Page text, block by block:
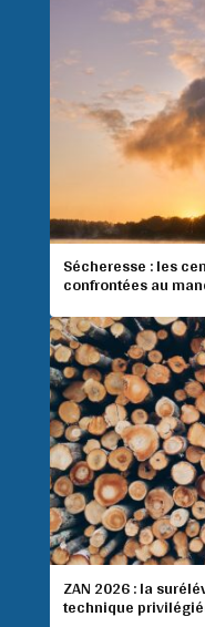
Sécheresse : les
confrontées au
ZAN 2026 : la
technique